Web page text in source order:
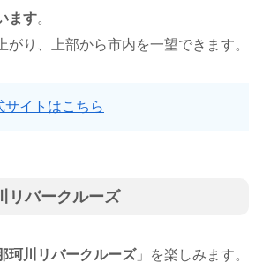
ます。
がり、上部から市内を一望できます。
サイトはこちら
リバークルーズ
珂川リバークルーズ」を楽しみます。